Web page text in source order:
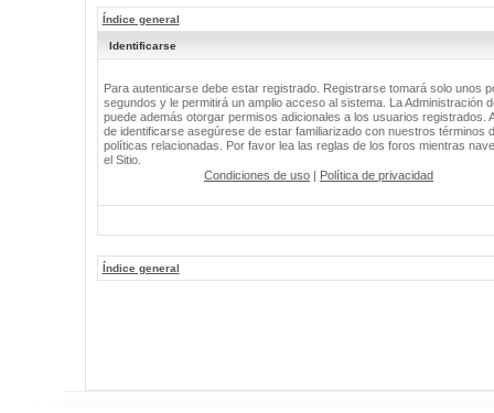
Índice general
Identificarse
Para autenticarse debe estar registrado. Registrarse tomará solo unos
segundos y le permitirá un amplio acceso al sistema. La Administración
puede además otorgar permisos adicionales a los usuarios registrados.
de identificarse asegúrese de estar familiarizado con nuestros términos
políticas relacionadas. Por favor lea las reglas de los foros mientras
el Sitio.
Condiciones de uso | Política de privacidad
Índice general